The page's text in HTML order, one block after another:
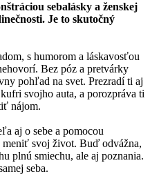
sebalásky a ženskej
Je to skutočný
s humorom a láskavosťou
Bez póz a pretvárky
pohľad na svet. Prezradí ti aj
svojho auta, a porozpráva ti
nájom.
aj o sebe a pomocou
svoj život. Buď odvážna,
plnú smiechu, ale aj poznania.
seba.